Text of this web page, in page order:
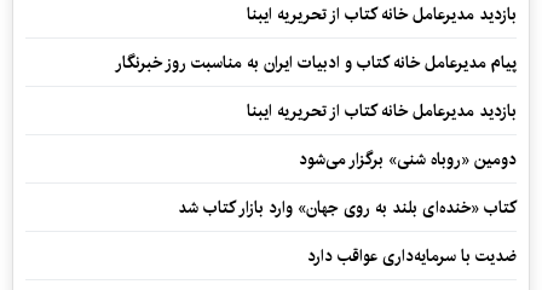
بازدید مدیرعامل خانه کتاب از تحریریه ایبنا
پیام مدیرعامل خانه کتاب و ادبیات ایران به مناسبت روز خبرنگار
بازدید مدیرعامل خانه کتاب از تحریریه ایبنا
دومین «روباه شنی» برگزار می‌شود
کتاب «خنده‌ای بلند به روی جهان» وارد بازار کتاب شد
ضدیت با سرمایه‌داری عواقب دارد